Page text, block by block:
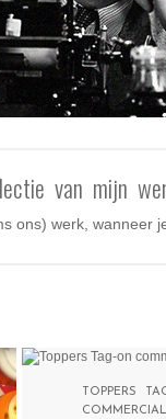
van mijn
ons) werk, wanneer
TOPPERS
COMMERCIAL